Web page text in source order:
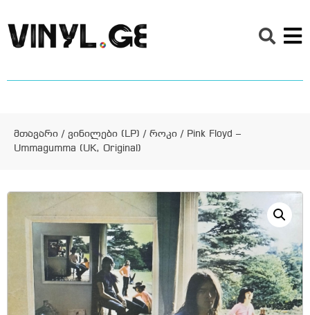
მთავარი / ვინილები (LP) / როკი / Pink Floyd –
Ummagumma (UK, Original)